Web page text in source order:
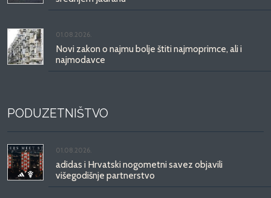
01.08.2026.
Novi zakon o najmu bolje štiti najmoprimce, ali i
najmodavce
PODUZETNIŠTVO
01.08.2026.
adidas i Hrvatski nogometni savez objavili
višegodišnje partnerstvo